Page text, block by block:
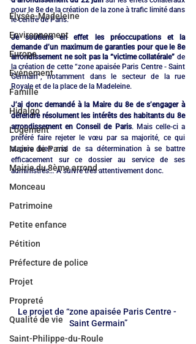
Elysée-Madeleine
Environnement
Europe
Evénement
Famille
Hidalgo
Logement
Mairie de Paris
Mairie du 8ème arrond.
Monceau
Patrimoine
Petite enfance
Pétition
Préfecture de police
Projet
Propreté
Qualité de vie
Saint-Philippe-du-Roule
pour le 8e de la création de la zone à trafic limité dans
le centre de Paris.
Je soutiens en effet les préoccupations et la
demande d’un maximum de garanties pour que le 8e
arrondissement ne soit pas la “victime collatérale” de
la création de cette “zone apaisée Paris Centre - Saint
Germain”, notamment dans le secteur de la rue
Royale et de la place de la Madeleine.
J’ai donc demandé à la Maire du 8e de s’engager à
défendre résolument les intérêts des habitants du 8e
arrondissement en Conseil de Paris. Mais celle-ci a
préféré faire rejeter le vœu par sa majorité, ce qui
augure bien mal de sa détermination à se battre
efficacement sur ce dossier au service de ses
administrés… A suivre très attentivement donc.
Le projet de “zone apaisée Paris Centre -
Saint Germain”